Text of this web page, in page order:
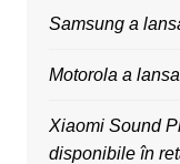
Samsung a
Motorola a
Xiaomi Sound
disponibile în